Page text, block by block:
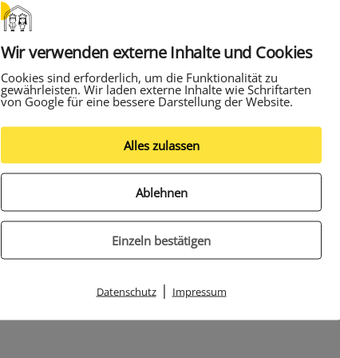
Wir verwenden externe Inhalte und Cookies
Cookies sind erforderlich, um die Funktionalität zu
gewährleisten. Wir laden externe Inhalte wie Schriftarten
von Google für eine bessere Darstellung der Website.
Alles zulassen
Ablehnen
Einzeln bestätigen
Datenschutz| Impressum